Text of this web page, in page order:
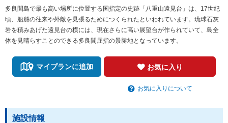
多良間島で最も高い場所に位置する国指定の史跡「八重山遠見台」は、17世紀
頃、船舶の往来や外敵を見張るためにつくられたといわれています。琉球石灰
岩を積みあげた遠見台の横には、現在さらに高い展望台が作られていて、島全
体を見晴らすことのできる多良間屈指の景勝地となっています。
マイプランに追加 お気に入り
お気に入りについて
施設情報